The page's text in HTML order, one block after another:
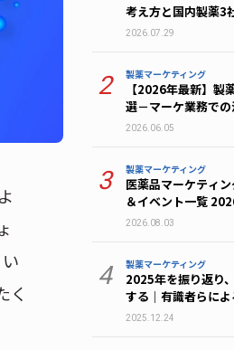
く
考え方と国内製薬3
2026.07.29
2 製薬マーケティング
【2026年最新】製
選－マーケ業務で
解説
2026.06.05
3 製薬マーケティング
医薬品マーケティ
＆イベント一覧
2026.08.03
4 製薬マーケティング
2025年を振り返り
する｜有識者らに
ク総まとめ
2025.12.24